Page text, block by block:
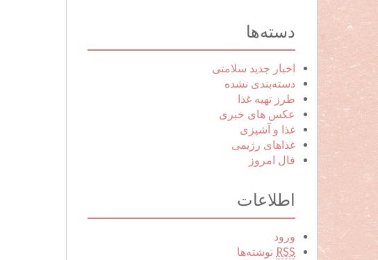
دسته‌ها
اخبار جدید سلامتی
دسته‌بندی نشده
طرز تهیه غذا
عکس های خبری
غذا و آشپزی
غذاهای رژیمی
فال امروز
اطلاعات
ورود
RSS نوشته‌ها